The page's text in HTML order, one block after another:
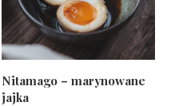
Nitamago – marynowane
jajka